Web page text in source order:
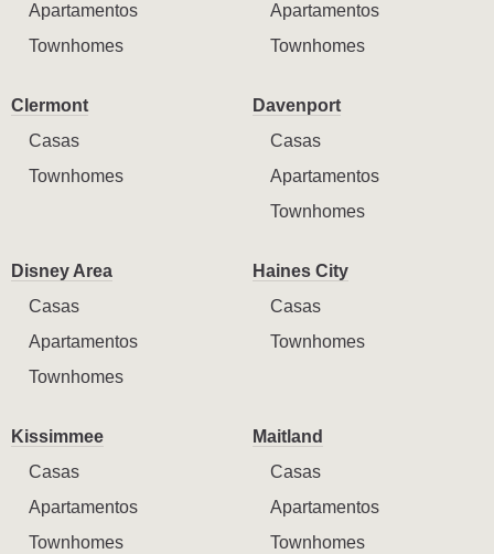
Apartamentos
Townhomes
Apartamentos
Townhomes
Clermont
Casas
Townhomes
Davenport
Casas
Apartamentos
Townhomes
Disney Area
Casas
Apartamentos
Townhomes
Haines City
Casas
Townhomes
Kissimmee
Casas
Apartamentos
Townhomes
Maitland
Casas
Apartamentos
Townhomes